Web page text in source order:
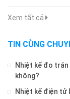
Xem tất cả
TIN CÙNG
Nhiệt kế đo
không?
Nhiệt kế điện tử